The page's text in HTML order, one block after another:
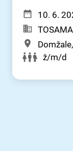
10. 6.
ž/m/d